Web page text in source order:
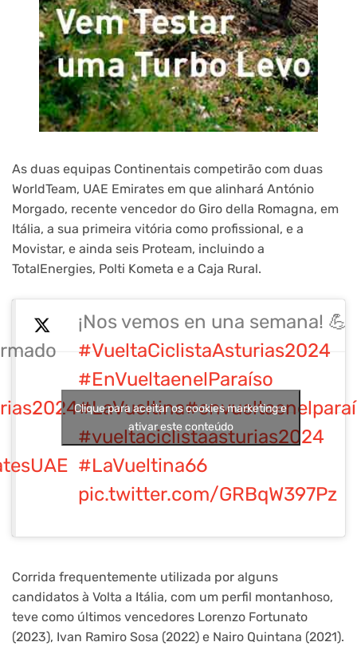
As duas equipas Continentais competirão com duas
WorldTeam, UAE Emirates em que alinhará António
Morgado, recente vencedor do Giro della Romagna, em
Itália, a sua primeira vitória como profissional, e a
Movistar, e ainda seis Proteam, incluindo a
TotalEnergies, Polti Kometa e a Caja Rural.
¡Nos vemos en una semana! 💪
#VueltaCiclistaAsturias2024
#EnVueltaenelParaíso
#LaVueltina
#vueltaciclistaasturias2024
#LaVueltina66
pic.twitter.com/GRBqW397Pz
Clique para aceitar os cookies marketing e
ativar este conteúdo
Corrida frequentemente utilizada por alguns
candidatos à Volta a Itália, com um perfil montanhoso,
teve como últimos vencedores Lorenzo Fortunato
(2023), Ivan Ramiro Sosa (2022) e Nairo Quintana (2021).